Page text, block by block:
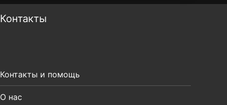
Контакты
Контакты и помощь
О нас